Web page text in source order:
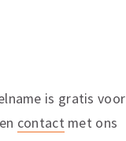
is gratis voor
contact met ons